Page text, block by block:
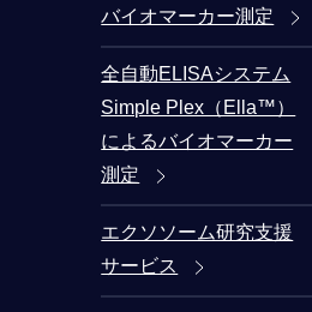
バイオマーカー測定
全自動ELISAシステム
Simple Plex（Ella™）
によるバイオマーカー
測定
エクソソーム研究支援
サービス